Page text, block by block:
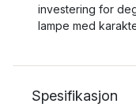
investering for
lampe med
Spesifikasjon